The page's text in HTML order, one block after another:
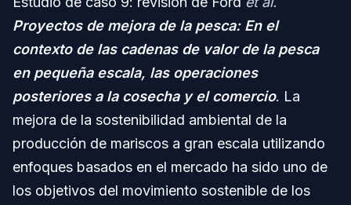
Proyectos de mejora de la pesca: En el
contexto de las cadenas de valor de la pesca
en pequeña escala, las operaciones
posteriores a la cosecha y el comercio. La
mejora de la sostenibilidad ambiental de la
producción de mariscos a gran escala utilizando
enfoques basados en el mercado ha sido uno de
los objetivos del movimiento sostenible de los